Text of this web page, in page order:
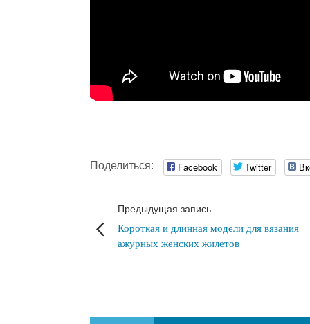
Поделиться: Facebook Twitter
Предыдущая запись
Короткая и длинная модели для вязания
ажурных женских жилетов